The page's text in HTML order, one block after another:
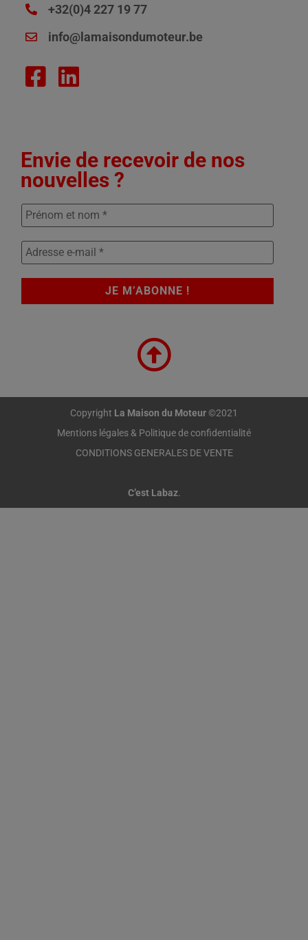
+32(0)4 227 19 77
info@lamaisondumoteur.be
Envie de recevoir de nos
nouvelles ?
Copyright La Maison du Moteur©2021
Mentions légales & Politique de confidentialité
CONDITIONS GENERALES DE VENTE
C’est Labaz.